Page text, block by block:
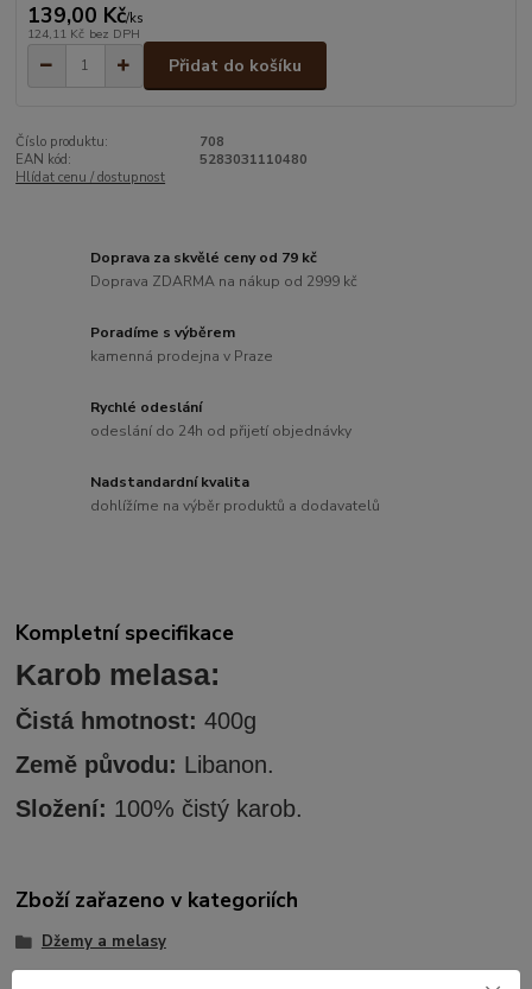
139,00 Kč/ks
124,11 Kč bez DPH
Přidat do košíku
Číslo produktu:
708
EAN kód:
5283031110480
Hlídat cenu / dostupnost
Doprava za skvělé ceny od 79 kč
Doprava ZDARMA na nákup od 2999 kč
Poradíme s výběrem
kamenná prodejna v Praze
Rychlé odeslání
odeslání do 24h od přijetí objednávky
Nadstandardní kvalita
dohlížíme na výběr produktů a dodavatelů
Kompletní specifikace
Karob melasa:
Čistá hmotnost: 400g
Země původu: Libanon.
Složení: 100% čistý karob.
Zboží zařazeno v kategoriích
Džemy a melasy